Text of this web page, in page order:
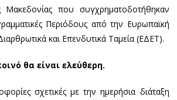
Μακεδονίας που συγχρηματοδοτήθηκαν
Περιόδους από την Ευρωπαϊκή
και Επενδυτικά Ταμεία (ΕΔΕΤ).
θα είναι ελεύθερη.
σχετικές με την ημερήσια διάταξη